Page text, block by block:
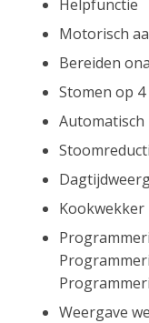
Helpfunctie
Motorisch
Bereiden
Stomen op
Kookwekker
Weergave